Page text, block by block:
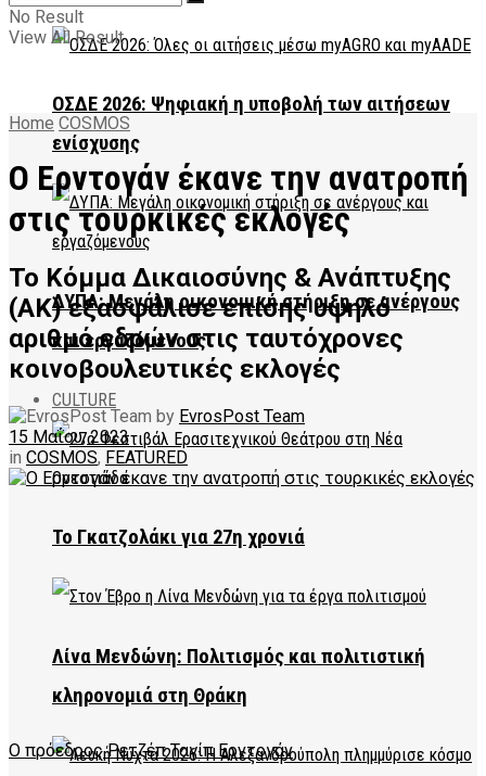
ΟΣΔΕ 2026: Ψηφιακή η υποβολή των αιτήσεων
ενίσχυσης
ΔΥΠΑ: Μεγάλη οικονομική στήριξη σε ανέργους
και εργαζόμενους
CULTURE
Το Γκατζολάκι για 27η χρονιά
Λίνα Μενδώνη: Πολιτισμός και πολιτιστική
κληρονομιά στη Θράκη
No Result
View All Result
Home COSMOS
Ο Ερντογάν έκανε την ανατροπή
στις τουρκικές εκλογές
Το Κόμμα Δικαιοσύνης & Ανάπτυξης
(ΑΚ) εξασφάλισε επίσης υψηλό
αριθμό εδρών στις ταυτόχρονες
κοινοβουλευτικές εκλογές
by EvrosPost Team
15 Μαΐου, 2023
in COSMOS, FEATURED
Ο πρόεδρος Ρετζέπ Ταγίπ Ερντογάν